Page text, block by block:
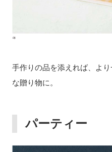
手作りの品を添えれば、よ
な贈り物に。
パーティー